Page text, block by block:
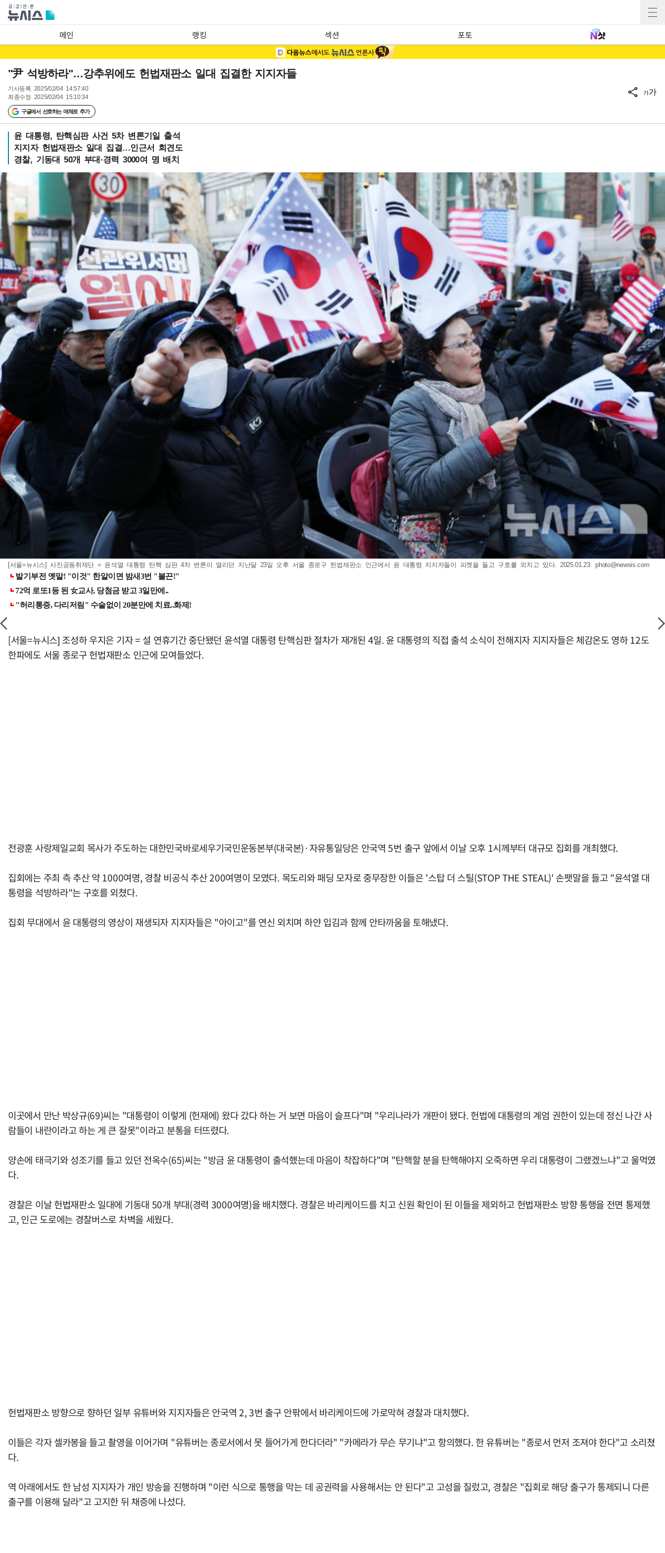
메인 랭킹 섹션 포토
"尹 석방하라"…강추위에도 헌법재판소 일대 집결한 지지자들
기사등록 2025/02/04 14:57:40
최종수정 2025/02/04 15:10:34
구글에서 선호하는 매체로 추가
가가
윤 대통령, 탄핵심판 사건 5차 변론기일 출석
지지자 헌법재판소 일대 집결…인근서 회견도
경찰, 기동대 50개 부대·경력 3000여 명 배치
[서울=뉴시스] 사진공동취재단 = 윤석열 대통령 탄핵 심판 4차 변론이 열리던 지난달 23일 오후 서울 종로구 헌법재판소 인근에서 윤 대통령 지지자들이 피켓을 들고 구호를 외치고 있다. 2025.01.23.photo@newsis.com
[서울=뉴시스] 조성하 우지은 기자 = 설 연휴기간 중단됐던 윤석열 대통령 탄핵심판 절차가 재개된 4일. 윤 대통령의 직접 출석 소식이 전해지자 지지자들은 체감온도 영하 12도
한파에도 서울 종로구 헌법재판소 인근에 모여들었다.
전광훈 사랑제일교회 목사가 주도하는 대한민국바로세우기국민운동본부(대국본)·자유통일당은 안국역 5번 출구 앞에서 이날 오후 1시께부터 대규모 집회를 개최했다.
집회에는 주최 측 추산 약 1000여명, 경찰 비공식 추산 200여명이 모였다. 목도리와 패딩 모자로 중무장한 이들은 '스탑 더 스틸(STOP THE STEAL)' 손팻말을 들고 "윤석열 대
통령을 석방하라"는 구호를 외쳤다.
집회 무대에서 윤 대통령의 영상이 재생되자 지지자들은 "아이고"를 연신 외치며 하얀 입김과 함께 안타까움을 토해냈다.
이곳에서 만난 박상규(69)씨는 "대통령이 이렇게 (헌재에) 왔다 갔다 하는 거 보면 마음이 슬프다"며 "우리나라가 개판이 됐다. 헌법에 대통령의 계엄 권한이 있는데 정신 나간 사
람들이 내란이라고 하는 게 큰 잘못"이라고 분통을 터뜨렸다.
양손에 태극기와 성조기를 들고 있던 전옥수(65)씨는 "방금 윤 대통령이 출석했는데 마음이 착잡하다"며 "탄핵할 분을 탄핵해야지 오죽하면 우리 대통령이 그랬겠느냐"고 울먹였
다.
경찰은 이날 헌법재판소 일대에 기동대 50개 부대(경력 3000여명)을 배치했다. 경찰은 바리케이드를 치고 신원 확인이 된 이들을 제외하고 헌법재판소 방향 통행을 전면 통제했
고, 인근 도로에는 경찰버스로 차벽을 세웠다.
헌법재판소 방향으로 향하던 일부 유튜버와 지지자들은 안국역 2, 3번 출구 안팎에서 바리케이드에 가로막혀 경찰과 대치했다.
이들은 각자 셀카봉을 들고 촬영을 이어가며 "유튜버는 종로서에서 못 들어가게 한다더라" "카메라가 무슨 무기냐"고 항의했다. 한 유튜버는 "종로서 먼저 조져야 한다"고 소리쳤
다.
역 아래에서도 한 남성 지지자가 개인 방송을 진행하며 "이런 식으로 통행을 막는 데 공권력을 사용해서는 안 된다"고 고성을 질렀고, 경찰은 "집회로 해당 출구가 통제되니 다른
출구를 이용해 달라"고 고지한 뒤 채증에 나섰다.